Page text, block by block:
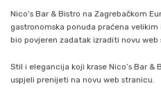
Nico’s Bar & Bistro na Zagrebačkom
gastronomska ponuda praćena
bio povjeren zadatak izraditi novu web
Stil i elegancija koji krase Nico’s Bar &
uspjeli prenijeti na novu web stranicu.